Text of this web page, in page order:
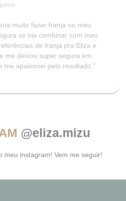
muito fazer franja no meu
se iria combinar com meu
de franja pra Eliza e
me deixou super segura em
me apaixonei pelo resultado."
@eliza.mizu
meu instagram! Vem me seguir!